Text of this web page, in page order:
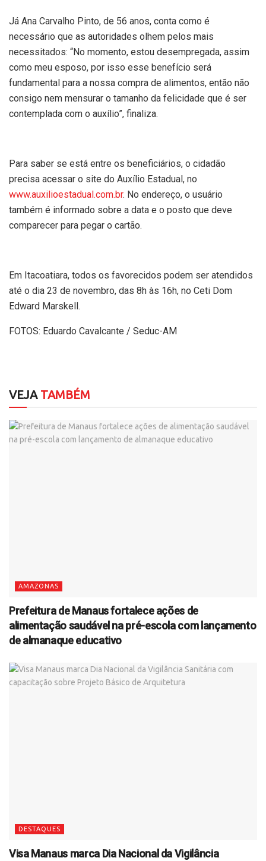
Já Ana Carvalho Pinto, de 56 anos, conta como é
necessário que as autoridades olhem pelos mais
necessitados: “No momento, estou desempregada, assim
como meu esposo, por isso esse benefício será
fundamental para a nossa compra de alimentos, então não
consigo nem mensurar o tamanho da felicidade que é ser
contemplada com o auxílio”, finaliza.
Para saber se está entre os beneficiários, o cidadão
precisa acessar o site do Auxílio Estadual, no
www.auxilioestadual.com.br. No endereço, o usuário
também é informado sobre a data e o posto que deve
comparecer para pegar o cartão.
Em Itacoatiara, todos os favorecidos podem ser atendidos
até o dia 23 de novembro, das 8h às 16h, no Ceti Dom
Edward Marskell.
FOTOS: Eduardo Cavalcante / Seduc-AM
VEJATAMBÉM
AMAZONAS
Prefeitura de Manaus fortalece ações de
alimentação saudável na pré-escola com lançamento
de almanaque educativo
DESTAQUES
Visa Manaus marca Dia Nacional da Vigilância